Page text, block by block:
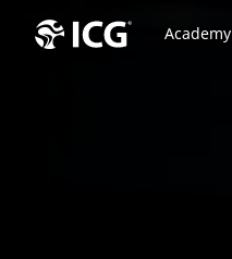
Academy